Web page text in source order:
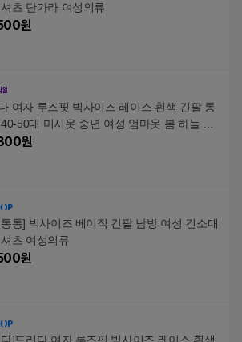
츠 단가라 여성의류
원
여자 루즈핏 빅사이즈 레이스 흰색 긴팔 롱
50대 미시옷 중년 여성 엄마옷 봄 하늘 남
원
통] 빅사이즈 베이직 긴팔 남방 여성 긴소매
츠 여성의류
원